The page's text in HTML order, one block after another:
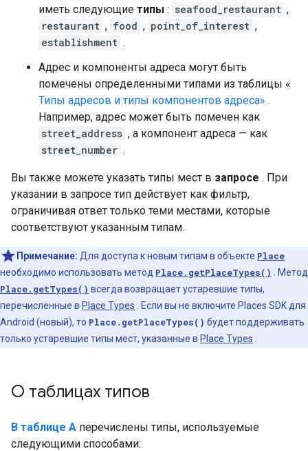
иметь следующие типы : seafood_restaurant ,
restaurant , food , point_of_interest ,
establishment .
Адрес и компоненты адреса могут быть
помечены определенными типами из таблицы «
Типы адресов и типы компонентов адреса» .
Например, адрес может быть помечен как
street_address , а компонент адреса — как
street_number .
Вы также можете указать типы мест в запросе . При
указании в запросе тип действует как фильтр,
ограничивая ответ только теми местами, которые
соответствуют указанным типам.
Примечание: Для доступа к новым типам в объекте Place
необходимо использовать метод Place.getPlaceTypes()
. Метод
Place.getTypes() всегда возвращает устаревшие типы,
перечисленные в Place Types . Если вы не включите Places SDK для
Android (новый), то Place.getPlaceTypes() будет поддерживать
только устаревшие типы мест, указанные в Place Types
О таблицах типов
В таблице А перечислены типы, используемые
следующими способами: